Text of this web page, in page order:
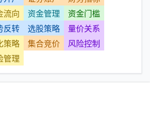
流向 资金管理
资金门槛
反转 选股策略
量价关系
策略 集合竞价
风险控制
管理